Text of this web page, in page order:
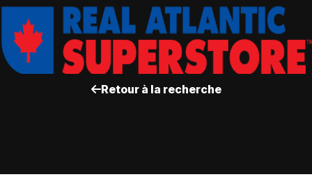
Retour à la recherche